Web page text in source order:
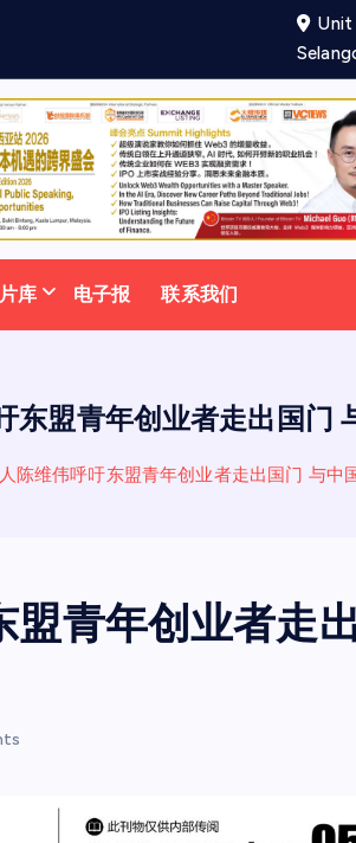
Unit
库 电子报 联系我们
东盟青年创业者走出国门
陈维伟呼吁东盟青年创业者走出国门 与中
青年创业者走出